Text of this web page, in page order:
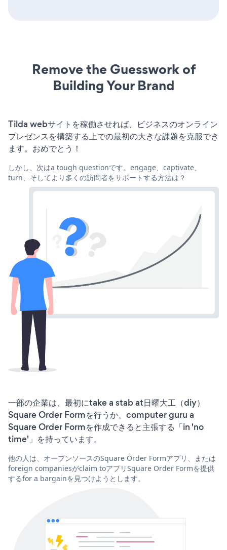
Remove the Guesswork of
Building Your Brand
Tilda webサイトを稼働させれば、ビジネスのオンライン
プレゼンスを構築する上での最初の大きな課題を克服でき
ます。おめでとう！
しかし、次はa tough questionです。engage、captivate、
turn、そしてより多くの訪問者をサポートする方法は？
一部の企業は、最初にtake a stab at日曜大工（diy）
Square Order Formを行うか、computer guru a
Square Order Formを作成できると主張する「in 'no
time'」を持っています。
他の人は、オープンソースのSquare Order Formアプリ、または
foreign companiesがclaim toアプリSquare Order Formを提供
するfor a bargainを見つけようとします。